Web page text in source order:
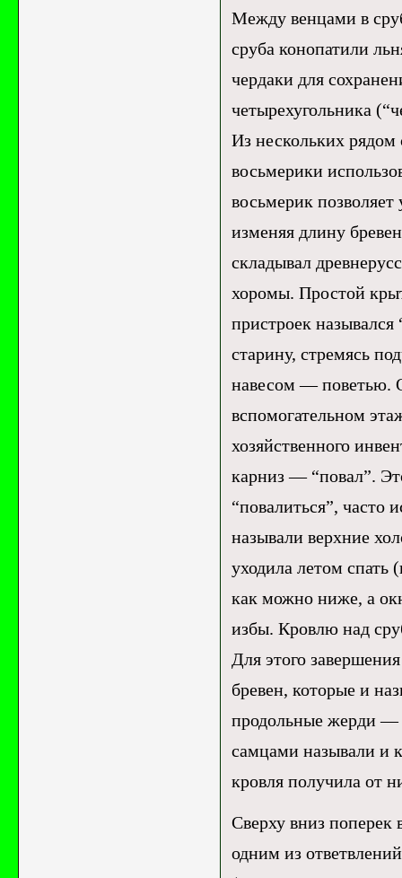
Между венцами в
сруба конопатили
чердаки для
четырехугольника
Из нескольких рядом
восьмерики
восьмерик
изменяя длину
складывал
хоромы. Простой
пристроек
старину, стремясь
навесом — поветью.
вспомогательном
хозяйственного
карниз — “повал”.
“повалиться”, часто
называли верхние
уходила летом спать
как можно ниже, а
избы. Кровлю над
Для этого
бревен, которые и
продольные жерди —
самцами называли и
кровля получила от
Сверху вниз поперек
одним из